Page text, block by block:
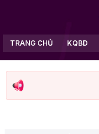
TRANG CHỦ KQBD